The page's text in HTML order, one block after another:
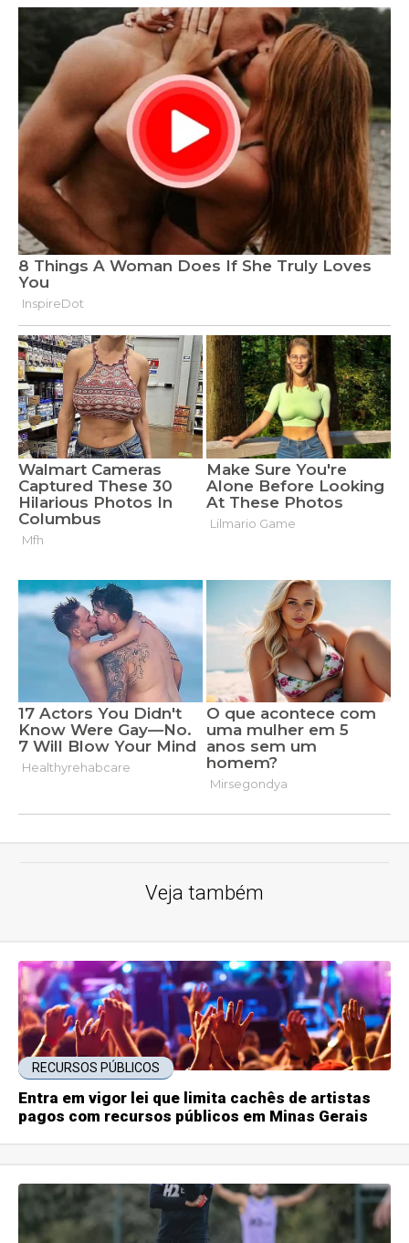
Veja também
RECURSOS PÚBLICOS
Entra em vigor lei que limita cachês de artistas
pagos com recursos públicos em Minas Gerais